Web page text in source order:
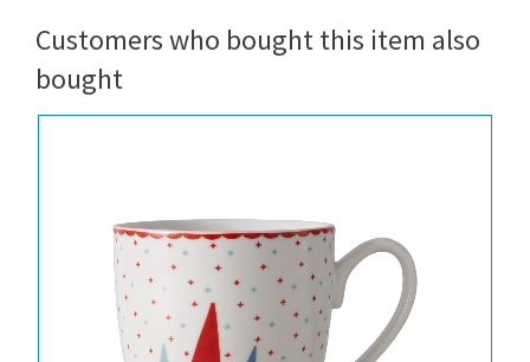
Customers who bought this item also
bought